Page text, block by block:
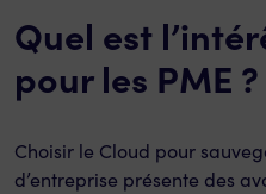
Quel est
pour les PME ?
Choisir le Cloud pour
d’entreprise présente des